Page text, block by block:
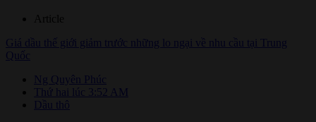
Article
Giá dầu thế giới giảm trước những lo ngại về nhu cầu tại Trung
Quốc
Ng Quyên Phúc
Thứ hai lúc 3:52 AM
Dầu thô